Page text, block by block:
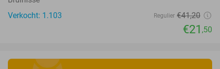
Verkocht: 1.103
Regulier €41,20
€21 ,50